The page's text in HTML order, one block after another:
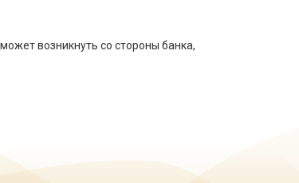
возникнуть со стороны банка,